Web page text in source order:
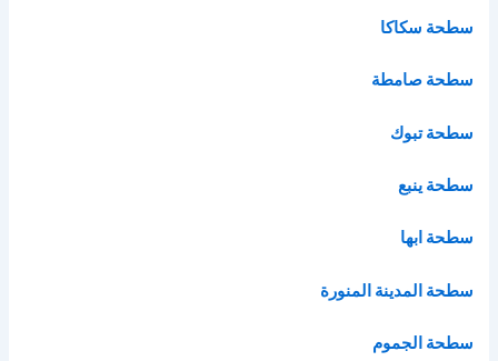
سطحة سكاكا
سطحة صامطة
سطحة تبوك
سطحة ينبع
سطحة ابها
سطحة المدينة المنورة
سطحة الجموم